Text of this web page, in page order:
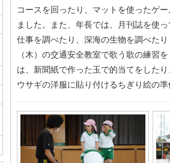
コースを回ったり、マットを使ったゲ
ました。また、年長では、月刊誌を使
仕事を調べたり、深海の生物を調べた
（木）の交通安全教室で歌う歌の練習
は、新聞紙で作った玉で的当てをした
ウサギの洋服に貼り付けるちぎり絵の